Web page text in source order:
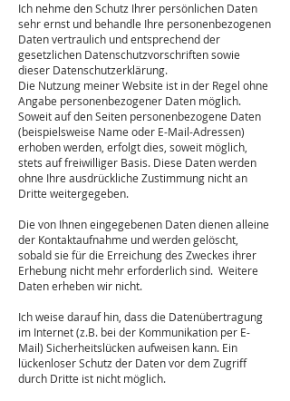
Ich nehme den Schutz Ihrer persönlichen Daten
sehr ernst und behandle Ihre personenbezogenen
Daten vertraulich und entsprechend der
gesetzlichen Datenschutzvorschriften sowie
dieser Datenschutzerklärung.
Die Nutzung meiner Website ist in der Regel ohne
Angabe personenbezogener Daten möglich.
Soweit auf den Seiten personenbezogene Daten
(beispielsweise Name oder E-Mail-Adressen)
erhoben werden, erfolgt dies, soweit möglich,
stets auf freiwilliger Basis. Diese Daten werden
ohne Ihre ausdrückliche Zustimmung nicht an
Dritte weitergegeben.
Die von Ihnen eingegebenen Daten dienen alleine
der Kontaktaufnahme und werden gelöscht,
sobald sie für die Erreichung des Zweckes ihrer
Erhebung nicht mehr erforderlich sind. Weitere
Daten erheben wir nicht.
Ich weise darauf hin, dass die Datenübertragung
im Internet (z.B. bei der Kommunikation per E-
Mail) Sicherheitslücken aufweisen kann. Ein
lückenloser Schutz der Daten vor dem Zugriff
durch Dritte ist nicht möglich.